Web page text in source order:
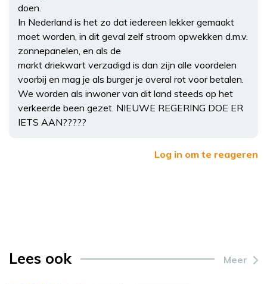
doen.
In Nederland is het zo dat iedereen lekker gemaakt
moet worden, in dit geval zelf stroom opwekken d.m.v.
zonnepanelen, en als de
markt driekwart verzadigd is dan zijn alle voordelen
voorbij en mag je als burger je overal rot voor betalen.
We worden als inwoner van dit land steeds op het
verkeerde been gezet. NIEUWE REGERING DOE ER
IETS AAN?????
Log in om te reageren
Lees ook Meer